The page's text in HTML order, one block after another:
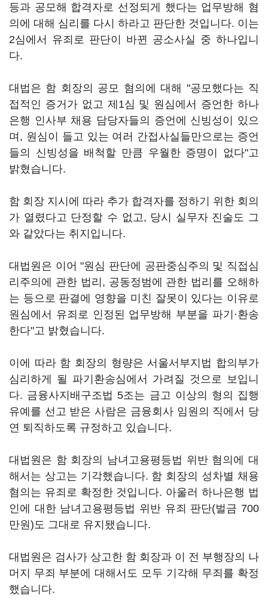
등과 공모해 합격자로 선정되게 했다는 업무방해 혐
의에 대해 심리를 다시 하라고 판단한 것입니다. 이는
2심에서 유죄로 판단이 바뀐 공소사실 중 하나입니
다.
대법은 함 회장의 공모 혐의에 대해 "공모했다는 직
접적인 증거가 없고 제1심 및 원심에서 증언한 하나
은행 인사부 채용 담당자들의 증언에 신빙성이 있으
며, 원심이 들고 있는 여러 간접사실들만으로는 증언
들의 신빙성을 배척할 만큼 우월한 증명이 없다"고
밝혔습니다.
함 회장 지시에 따라 추가 합격자를 정하기 위한 회의
가 열렸다고 단정할 수 없고, 당시 실무자 진술도 그
와 같았다는 취지입니다.
대법원은 이어 "원심 판단에 공판중심주의 및 직접심
리주의에 관한 법리, 공동정범에 관한 법리를 오해하
는 등으로 판결에 영향을 미친 잘못이 있다는 이유로
원심에서 유죄로 인정된 업무방해 부분을 파기·환송
한다"고 밝혔습니다.
이에 따라 함 회장의 형량은 서울서부지법 합의부가
심리하게 될 파기환송심에서 가려질 것으로 보입니
다. 금융사지배구조법 5조는 금고 이상의 형의 집행
유예를 선고 받은 사람은 금융회사 임원의 직에서 당
연 퇴직하도록 규정하고 있습니다.
대법원은 함 회장의 남녀고용평등법 위반 혐의에 대
해서는 상고는 기각했습니다. 함 회장의 성차별 채용
혐의는 유죄로 확정한 것입니다. 아울러 하나은행 법
인에 대한 남녀고용평등법 위반 유죄 판단(벌금 700
만원)도 그대로 유지됐습니다.
대법원은 검사가 상고한 함 회장과 이 전 부행장의 나
머지 무죄 부분에 대해서도 모두 기각해 무죄를 확정
했습니다.